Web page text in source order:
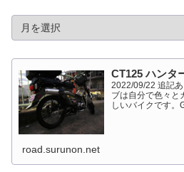
CT125 ハンタ
2022/09/22 追記
ブは自分で色々と
しいバイクです。
road.surunon.net